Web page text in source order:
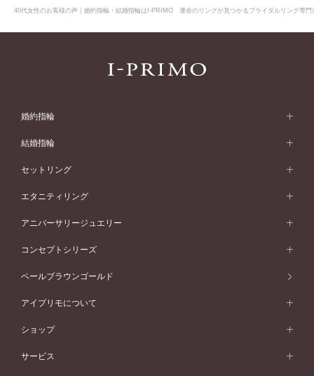
40代女性のお客様の声｜婚約指輪・結婚指輪はI-PRIMO 運命のリングが見つかるブライダルリング専
婚約指輪
婚約指輪 (エンゲージリング)
婚約指輪一覧
ピンクゴールド
ペールブラウンゴールド
ウェーブライン
V字ライン
ワンサイドメレ
ダブルサイドメレ
シンプル
フェミニン
モード
50万円台～
40万円台～
30万円台～
婚約指輪 人気ランキング
婚約ネックレス
結婚指輪
結婚指輪 (マリッジリング)
結婚指輪一覧
ピンクゴールド
ペールブラウンゴールド
ウェーブライン
V字ライン
ワンメレ
セベラルメレ
シンプル
フェミニン
モード
50万円～
40万円～50万円
セットリング
セットリング
セットリング一覧
ピンクゴールド
ペールブラウンゴールド
エタニティリング
エタニティリング
エタニティリング一覧
ピンクゴールド
ペールブラウンゴールド
アニバーサリージュエリー
アニバーサリージュエリー
アニバーサリージュエリー一覧
ファッションリング
ブレスレット
コンセプトシリーズ
コンセプトシリーズ
オリジンビリーフ
エトワル
ペールブラウンゴールド
アイプリモについて
アイプリモについて
パーソナルハンド診断
ショップ
店舗一覧
サービス